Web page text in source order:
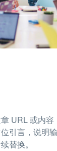
URL 或内
引言，说明
替换。